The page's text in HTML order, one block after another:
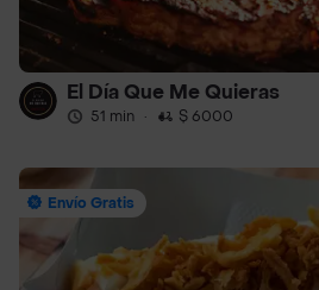
El Día Que Me Quieras
51 min · $ 6000
Envío Gratis